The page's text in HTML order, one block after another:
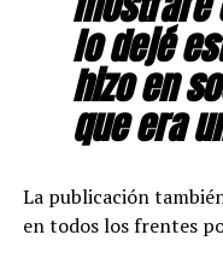
lo dejé
hizo en
que era
La publicación
en todos los frentes